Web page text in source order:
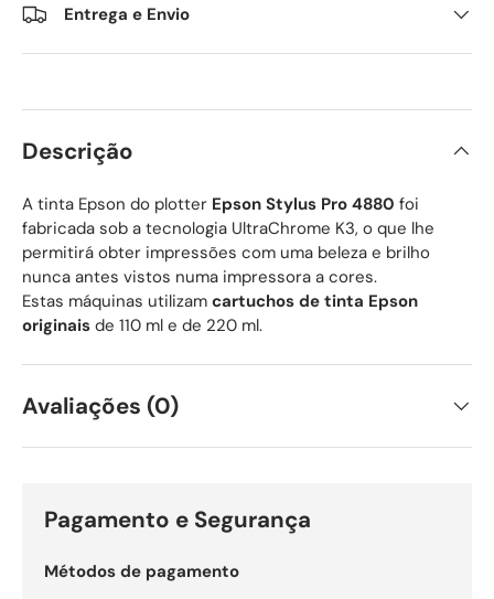
Entrega e Envio
Descrição
A tinta Epson do plotter Epson Stylus Pro 4880 foi
fabricada sob a tecnologia UltraChrome K3, o que lhe
permitirá obter impressões com uma beleza e brilho
nunca antes vistos numa impressora a cores.
Estas máquinas utilizam cartuchos de tinta Epson
originais de 110 ml e de 220 ml.
Avaliações (0)
Pagamento e Segurança
Métodos de pagamento